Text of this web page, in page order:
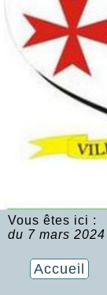
Vous êtes ici :
du 7 mars 2024
Accueil